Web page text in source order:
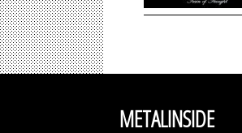
METALINSIDE